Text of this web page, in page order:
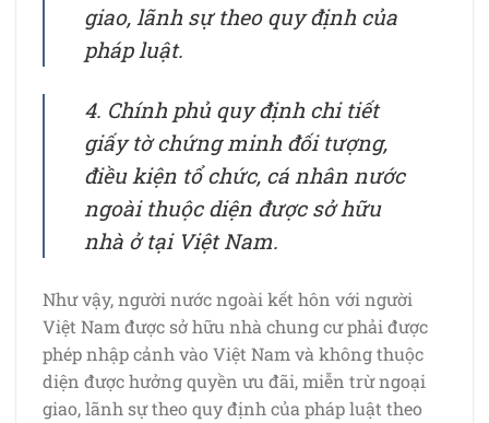
giao, lãnh sự theo quy định của
pháp luật.
4. Chính phủ quy định chi tiết
giấy tờ chứng minh đối tượng,
điều kiện tổ chức, cá nhân nước
ngoài thuộc diện được sở hữu
nhà ở tại Việt Nam.
Như vậy, người nước ngoài kết hôn với người
Việt Nam được sở hữu nhà chung cư phải được
phép nhập cảnh vào Việt Nam và không thuộc
diện được hưởng quyền ưu đãi, miễn trừ ngoại
giao, lãnh sự theo quy định của pháp luật theo